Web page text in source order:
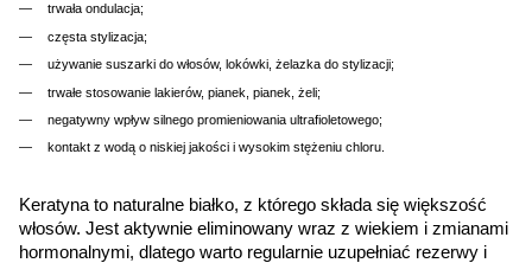
trwała ondulacja;
częsta stylizacja;
używanie suszarki do włosów, lokówki, żelazka do stylizacji;
trwałe stosowanie lakierów, pianek, pianek, żeli;
negatywny wpływ silnego promieniowania ultrafioletowego;
kontakt z wodą o niskiej jakości i wysokim stężeniu chloru.
Keratyna to naturalne białko, z którego składa się większość
włosów. Jest aktywnie eliminowany wraz z wiekiem i zmianami
hormonalnymi, dlatego warto regularnie uzupełniać rezerwy i